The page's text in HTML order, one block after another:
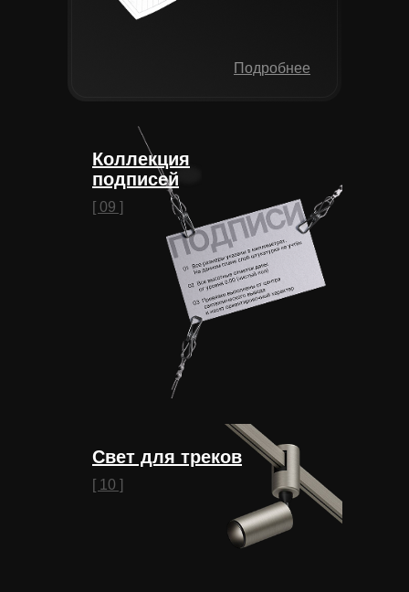
[ 09 ]
Коллекция
подписей
Подробнее
[ 10 ]
Свет для треков